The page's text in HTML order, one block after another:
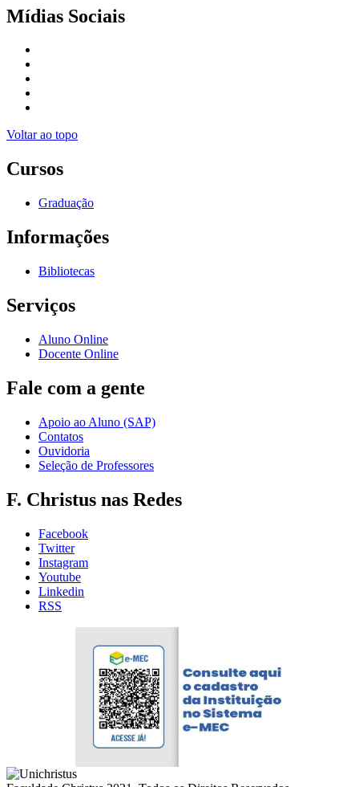
Mídias Sociais
Voltar ao topo
Cursos
Graduação
Informações
Bibliotecas
Serviços
Aluno Online
Docente Online
Fale com a gente
Apoio ao Aluno (SAP)
Contatos
Ouvidoria
Seleção de Professores
F. Christus nas Redes
Facebook
Twitter
Instagram
Youtube
Linkedin
RSS